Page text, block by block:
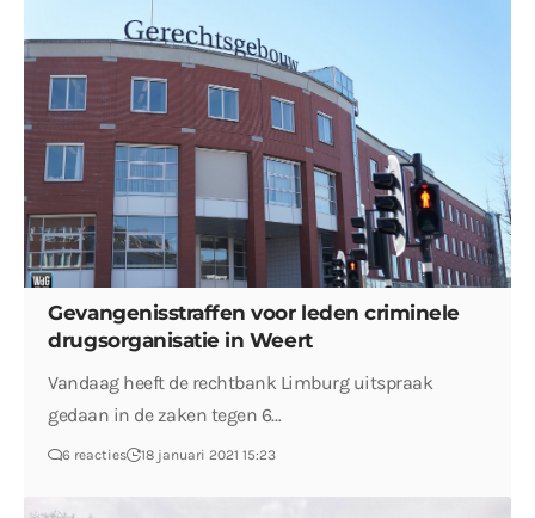
Gevangenisstraffen voor leden criminele
drugsorganisatie in Weert
Vandaag heeft de rechtbank Limburg uitspraak
gedaan in de zaken tegen 6…
6 reacties 18 januari 2021 15:23